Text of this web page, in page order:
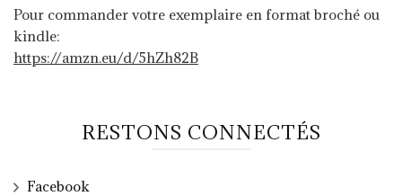
Pour commander votre exemplaire en format broché ou
kindle:
https://amzn.eu/d/5hZh82B
RESTONS CONNECTÉS
Facebook